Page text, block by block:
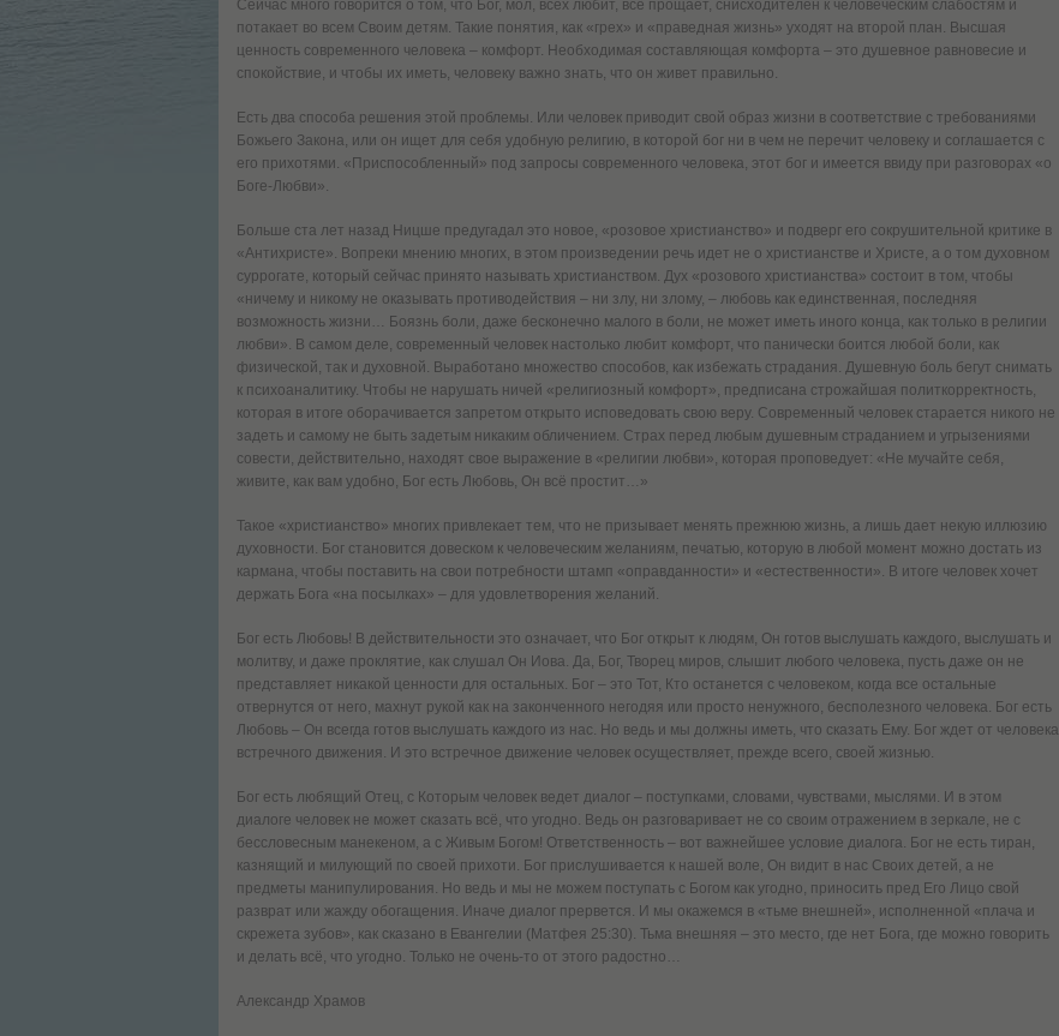
Сейчас много говорится о том, что Бог, мол, всех любит, всё прощает, снисходителен к человеческим слабостям и
потакает во всем Своим детям. Такие понятия, как «грех» и «праведная жизнь» уходят на второй план. Высшая
ценность современного человека – комфорт. Необходимая составляющая комфорта – это душевное равновесие и
спокойствие, и чтобы их иметь, человеку важно знать, что он живет правильно.
Есть два способа решения этой проблемы. Или человек приводит свой образ жизни в соответствие с требованиями
Божьего Закона, или он ищет для себя удобную религию, в которой бог ни в чем не перечит человеку и соглашается с
его прихотями. «Приспособленный» под запросы современного человека, этот бог и имеется ввиду при разговорах «о
Боге-Любви».
Больше ста лет назад Ницше предугадал это новое, «розовое христианство» и подверг его сокрушительной критике в
«Антихристе». Вопреки мнению многих, в этом произведении речь идет не о христианстве и Христе, а о том духовном
суррогате, который сейчас принято называть христианством. Дух «розового христианства» состоит в том, чтобы
«ничему и никому не оказывать противодействия – ни злу, ни злому, – любовь как единственная, последняя
возможность жизни… Боязнь боли, даже бесконечно малого в боли, не может иметь иного конца, как только в религии
любви». В самом деле, современный человек настолько любит комфорт, что панически боится любой боли, как
физической, так и духовной. Выработано множество способов, как избежать страдания. Душевную боль бегут снимать
к психоаналитику. Чтобы не нарушать ничей «религиозный комфорт», предписана строжайшая политкорректность,
которая в итоге оборачивается запретом открыто исповедовать свою веру. Современный человек старается никого не
задеть и самому не быть задетым никаким обличением. Страх перед любым душевным страданием и угрызениями
совести, действительно, находят свое выражение в «религии любви», которая проповедует: «Не мучайте себя,
живите, как вам удобно, Бог есть Любовь, Он всё простит…»
Такое «христианство» многих привлекает тем, что не призывает менять прежнюю жизнь, а лишь дает некую иллюзию
духовности. Бог становится довеском к человеческим желаниям, печатью, которую в любой момент можно достать из
кармана, чтобы поставить на свои потребности штамп «оправданности» и «естественности». В итоге человек хочет
держать Бога «на посылках» – для удовлетворения желаний.
Бог есть Любовь! В действительности это означает, что Бог открыт к людям, Он готов выслушать каждого, выслушать и
молитву, и даже проклятие, как слушал Он Иова. Да, Бог, Творец миров, слышит любого человека, пусть даже он не
представляет никакой ценности для остальных. Бог – это Тот, Кто останется с человеком, когда все остальные
отвернутся от него, махнут рукой как на законченного негодяя или просто ненужного, бесполезного человека. Бог есть
Любовь – Он всегда готов выслушать каждого из нас. Но ведь и мы должны иметь, что сказать Ему. Бог ждет от человека
встречного движения. И это встречное движение человек осуществляет, прежде всего, своей жизнью.
Бог есть любящий Отец, с Которым человек ведет диалог – поступками, словами, чувствами, мыслями. И в этом
диалоге человек не может сказать всё, что угодно. Ведь он разговаривает не со своим отражением в зеркале, не с
бессловесным манекеном, а с Живым Богом! Ответственность – вот важнейшее условие диалога. Бог не есть тиран,
казнящий и милующий по своей прихоти. Бог прислушивается к нашей воле, Он видит в нас Своих детей, а не
предметы манипулирования. Но ведь и мы не можем поступать с Богом как угодно, приносить пред Его Лицо свой
разврат или жажду обогащения. Иначе диалог прервется. И мы окажемся в «тьме внешней», исполненной «плача и
скрежета зубов», как сказано в Евангелии (Матфея 25:30). Тьма внешняя – это место, где нет Бога, где можно говорить
и делать всё, что угодно. Только не очень-то от этого радостно…
Александр Храмов